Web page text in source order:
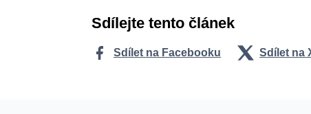
Sdílejte tento článek
Sdílet na Facebooku Sdílet na